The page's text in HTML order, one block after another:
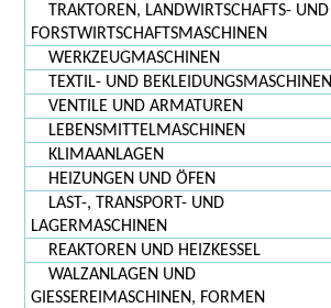
TRAKTOREN, LANDWIRTSCHAFTS- UND
FORSTWIRTSCHAFTSMASCHINEN
WERKZEUGMASCHINEN
TEXTIL- UND BEKLEIDUNGSMASCHINEN
VENTILE UND ARMATUREN
LEBENSMITTELMASCHINEN
KLIMAANLAGEN
HEIZUNGEN UND ÖFEN
LAST-, TRANSPORT- UND
LAGERMASCHINEN
REAKTOREN UND HEIZKESSEL
WALZANLAGEN UND
GIESSEREIMASCHINEN, FORMEN